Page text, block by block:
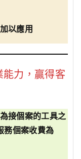
以應用
能力，贏得客
接個案的工具之
務個案收費為